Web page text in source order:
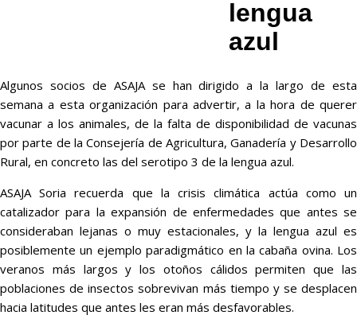
lengua
azul
Algunos socios de ASAJA se han dirigido a la largo de esta
semana a esta organización para advertir, a la hora de querer
vacunar a los animales, de la falta de disponibilidad de vacunas
por parte de la Consejería de Agricultura, Ganadería y Desarrollo
Rural, en concreto las del serotipo 3 de la lengua azul.
ASAJA Soria recuerda que la crisis climática actúa como un
catalizador para la expansión de enfermedades que antes se
consideraban lejanas o muy estacionales, y la lengua azul es
posiblemente un ejemplo paradigmático en la cabaña ovina. Los
veranos más largos y los otoños cálidos permiten que las
poblaciones de insectos sobrevivan más tiempo y se desplacen
hacia latitudes que antes les eran más desfavorables.